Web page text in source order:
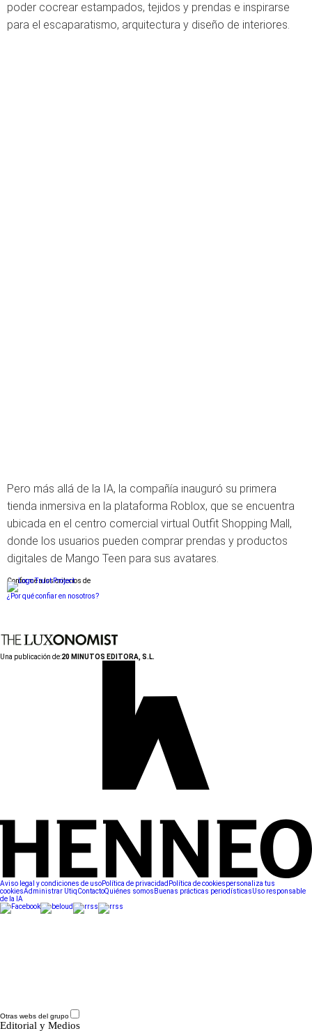
poder cocrear estampados, tejidos y prendas e inspirarse
para el escaparatismo, arquitectura y diseño de interiores.
Pero más allá de la IA, la compañía inauguró su primera
tienda inmersiva en la plataforma Roblox, que se encuentra
ubicada en el centro comercial virtual Outfit Shopping Mall,
donde los usuarios pueden comprar prendas y productos
digitales de Mango Teen para sus avatares.
Conforme a los criterios de
¿Por qué confiar en nosotros?
Una publicación de:20 MINUTOS EDITORA, S.L.
Aviso legal y condiciones de usoPolítica de privacidad Política de cookiespersonaliza tus
cookiesAdministrar UtiqContactoQuiénes somos Buenas prácticas periodísticasUso responsable
de la IA
Otras webs del grupo
Editorial y Medios